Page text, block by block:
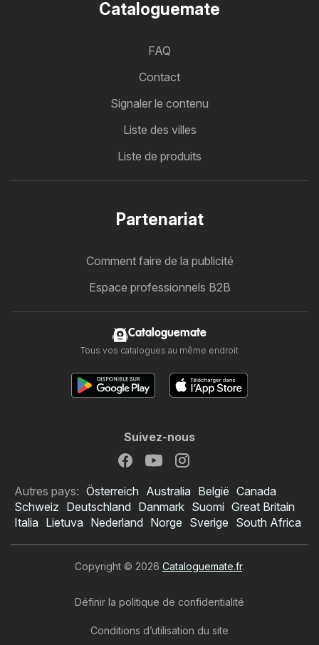
Cataloguemate
FAQ
Contact
Signaler le contenu
Liste des villes
Liste de produits
Partenariat
Comment faire de la publicité
Espace professionnels B2B
Cataloguemate
Tous vos catalogues au même endroit
Suivez-nous
Autres pays: Österreich Australia België Canada
Schweiz Deutschland Danmark Suomi Great Britain
Italia Lietuva Nederland Norge Sverige South Africa
Copyright © 2026 Cataloguemate.fr.
Définir la politique de confidentialité
Conditions d’utilisation du site